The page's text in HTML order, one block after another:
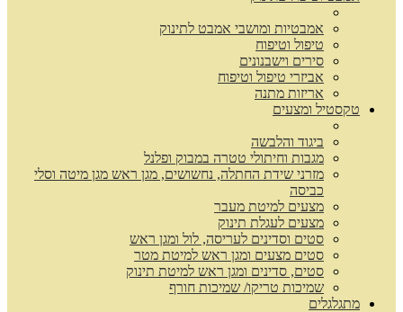
אמבטיות ומושבי אמבט לתינוק
טיפול וטיפוח
סירים וישבנונים
אביזרי טיפול וטיפוח
אריזות מתנה
טקסטיל ומצעים
ביגוד והלבשה
מגבות וחיתולי טטרה במבוק ופלנל
מזרני שידת החתלה, נחשושים, מגן ראש מגן מיטה וסלי
כביסה
מצעים למיטת מעבר
מצעים לעגלת תינוק
סטים וסדינים לעריסה, לול ומגן ראש
סטים מצעים ומגן ראש למיטת מטר
סטים, סדינים ומגן ראש למיטת תינוק
שמיכות טריקו/ שמיכות חורף
מתגלגלים